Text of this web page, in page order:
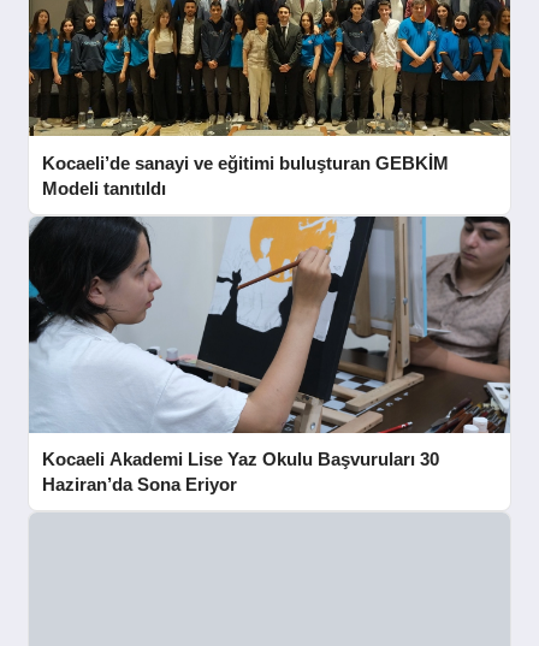
Kocaeli’de sanayi ve eğitimi buluşturan GEBKİM
Modeli tanıtıldı
Kocaeli Akademi Lise Yaz Okulu Başvuruları 30
Haziran’da Sona Eriyor